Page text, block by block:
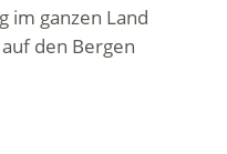
im ganzen Land
den Bergen